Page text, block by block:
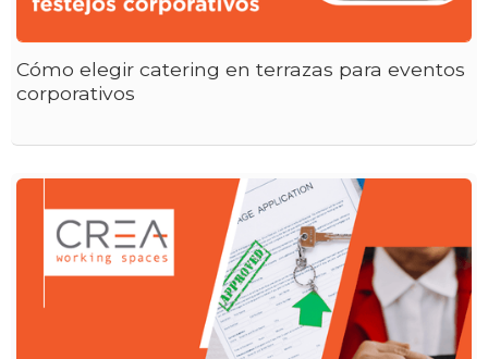
Cómo elegir catering en terrazas para eventos
corporativos